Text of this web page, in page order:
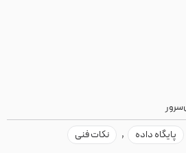
پایگاه داده , نکات فنی